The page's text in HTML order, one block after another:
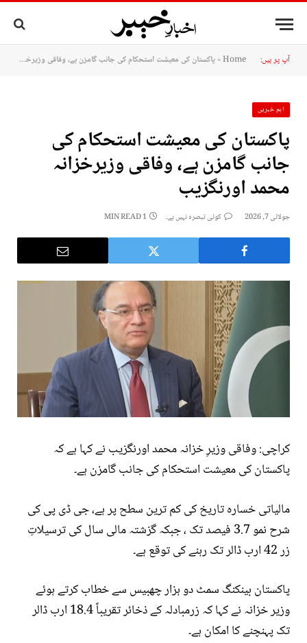
آپ پر ہیں: Home
»پاکستان کی معیشت استحکام کی جانب گامزن ہے، وفاقی وزیرخزانہ محمد اورنگزیب
اہم خبریں
پاکستان کی معیشت استحکام کی
جانب گامزن ہے، وفاقی وزیرخزانہ
محمد اورنگزیب
جولائی 7, 2026 کوئی تبصرہ نہیں ہے۔ 1 MIN READ
کراچی: وفاقی وزیرِ خزانہ محمد اورنگزیب نے کہا ہے کہ
پاکستان کی معیشت استحکام کی جانب گامزن ہے۔
مالیاتی خسارہ تاریخ کی کم ترین سطح پر ہے، جی ڈی پی کی
شرح نمو 3.7 فیصد تک ، جبکہ گزشتہ مالی سال کی ترسیلاتِ
زر 42 ارب ڈالر تک رہنے کی توقع ہے۔
پاکستان بینکنگ سمٹ دو ہزار چھبیس سے خطاب کرتے ہوئے
وزیر خزانہ نے کہا کہ زرمبادلہ کے ذخائر تقریباً 18.4 ارب ڈالر
تک پہنچنے کا امکان ہے۔